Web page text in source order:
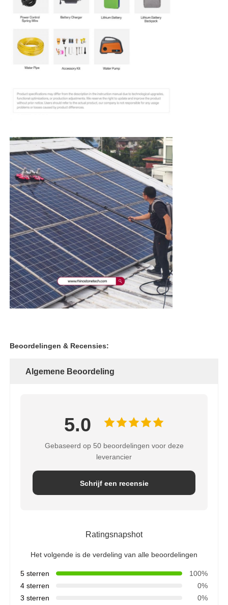
Beoordelingen & Recensies:
Algemene Beoordeling
5.0
Gebaseerd op 50 beoordelingen voor deze
leverancier
Schrijf een recensie
Ratingsnapshot
Het volgende is de verdeling van alle beoordelingen
5 sterren
100%
4 sterren
0%
3 sterren
0%